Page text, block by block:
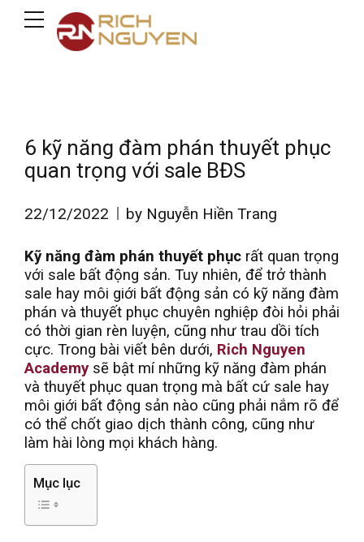
6 kỹ năng đàm phán thuyết phục
quan trọng với sale BĐS
22/12/2022 by Nguyễn Hiền Trang
Kỹ năng đàm phán thuyết phục rất quan trọng
với sale bất động sản. Tuy nhiên, để trở thành
sale hay môi giới bất động sản có kỹ năng đàm
phán và thuyết phục chuyên nghiệp đòi hỏi phải
có thời gian rèn luyện, cũng như trau dồi tích
cực. Trong bài viết bên dưới, Rich Nguyen
Academysẽ bật mí những kỹ năng đàm phán
và thuyết phục quan trọng mà bất cứ sale hay
môi giới bất động sản nào cũng phải nắm rõ để
có thể chốt giao dịch thành công, cũng như
làm hài lòng mọi khách hàng.
Mục lục